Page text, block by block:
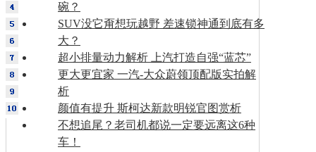
碗？
SUV没它甭想玩越野 差速锁神通到底有多
大？
超小排量动力解析 上汽打造自强“蓝芯”
更大更宜家 一汽-大众蔚领顶配版实拍解
析
颜值有提升 斯柯达新款明锐官图赏析
不想追尾？老司机都说一定要远离这6种
车！